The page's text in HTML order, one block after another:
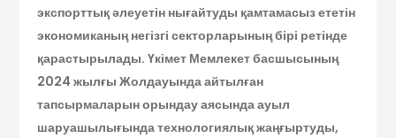
экспорттық әлеуетін нығайтуды қамтамасыз ететін
экономиканың негізгі секторларының бірі ретінде
қарастырылады. Үкімет Мемлекет басшысының
2024 жылғы Жолдауында айтылған
тапсырмаларын орындау аясында ауыл
шаруашылығында технологиялық жаңғыртуды,